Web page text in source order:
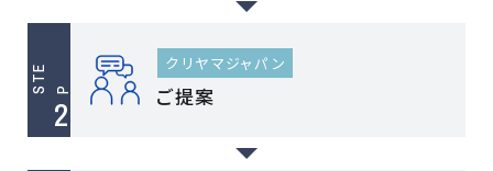
S
T
E P
クリヤマジャパン
ご提案